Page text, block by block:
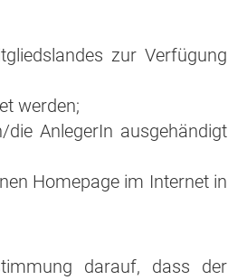
zur Verfügung
werden;
AnlegerIn ausgehändigt
Homepage im Internet in
darauf, dass der